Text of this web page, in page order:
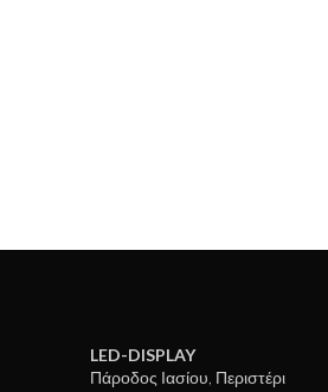
LED-DISPLAY
Πάροδος Ιασίου, Περιστέρι